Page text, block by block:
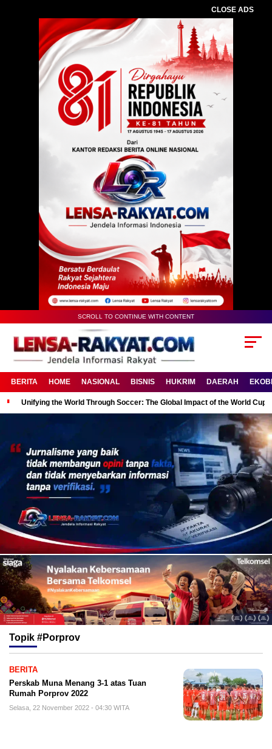
CLOSE ADS
SCROLL TO CONTINUE WITH CONTENT
BERITA HOME NASIONAL BISNIS HUKRIM DAERAH
Unifying the World Through Soccer: The Global Impact of the World Cup
Topik #Porprov
BERITA
Perskab Muna Menang 3-1 atas Tuan
Rumah Porprov 2022
Selasa, 22 November 2022 - 04:30 WITA